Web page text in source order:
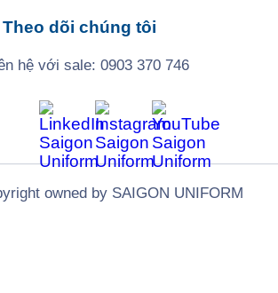
Theo dõi chúng tôi
hệ với sale:0903 370 746
owned by SAIGON UNIFORM